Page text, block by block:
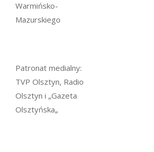
Warmińsko-
Mazurskiego
Patronat medialny:
TVP Olsztyn, Radio
Olsztyn i „Gazeta
Olsztyńska„